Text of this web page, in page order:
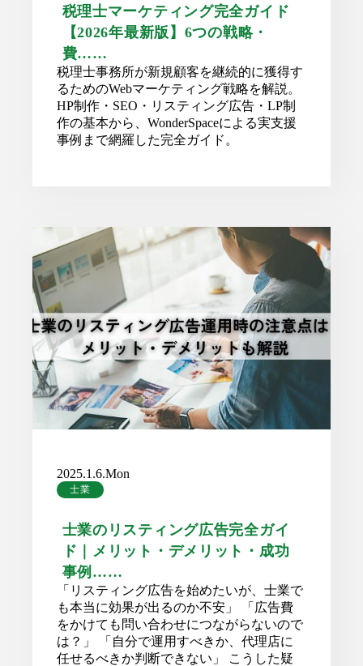
税理士マーケティング完全ガイド
【2026年最新版】6つの戦略・
費……
税理士事務所が新規顧客を継続的に獲得す
るためのWebマーケティング戦略を解説。
HP制作・SEO・リスティング広告・LP制
作の基本から、WonderSpaceによる実支援
事例まで網羅した完全ガイド。
2025.1.6.Mon
士業
士業のリスティング広告完全ガイ
ド｜メリット・デメリット・成功
事例……
「リスティング広告を始めたいが、士業で
も本当に効果が出るのか不安」 「広告費
をかけても問い合わせにつながらないので
は？」 「自分で運用すべきか、代理店に
任せるべきか判断できない」 こうした疑